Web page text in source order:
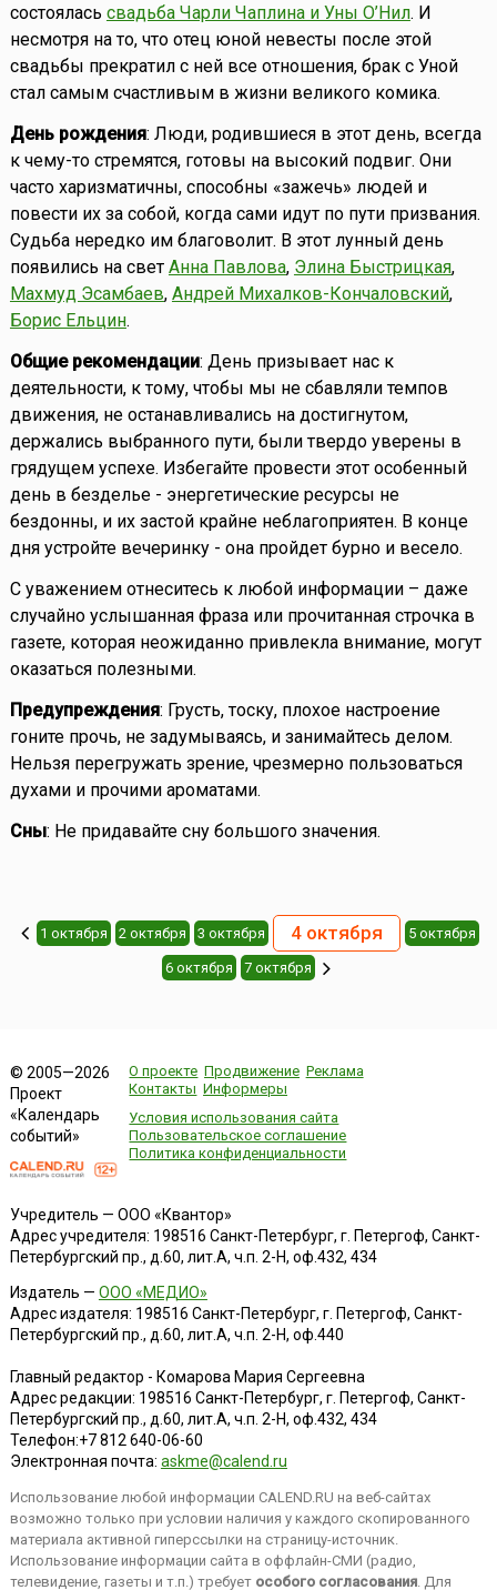
состоялась свадьба Чарли Чаплина и Уны О’Нил. И
несмотря на то, что отец юной невесты после этой
свадьбы прекратил с ней все отношения, брак с Уной
стал самым счастливым в жизни великого комика.
День рождения: Люди, родившиеся в этот день, всегда
к чему-то стремятся, готовы на высокий подвиг. Они
часто харизматичны, способны «зажечь» людей и
повести их за собой, когда сами идут по пути призвания.
Судьба нередко им благоволит. В этот лунный день
появились на свет Анна Павлова, Элина Быстрицкая,
Махмуд Эсамбаев, Андрей Михалков-Кончаловский,
Борис Ельцин.
Общие рекомендации: День призывает нас к
деятельности, к тому, чтобы мы не сбавляли темпов
движения, не останавливались на достигнутом,
держались выбранного пути, были твердо уверены в
грядущем успехе. Избегайте провести этот особенный
день в безделье - энергетические ресурсы не
бездонны, и их застой крайне неблагоприятен. В конце
дня устройте вечеринку - она пройдет бурно и весело.
С уважением отнеситесь к любой информации – даже
случайно услышанная фраза или прочитанная строчка в
газете, которая неожиданно привлекла внимание, могут
оказаться полезными.
Предупреждения: Грусть, тоску, плохое настроение
гоните прочь, не задумываясь, и занимайтесь делом.
Нельзя перегружать зрение, чрезмерно пользоваться
духами и прочими ароматами.
Сны: Не придавайте сну большого значения.
1 октября 2 октября 3 октября 4 октября 5 октября
6 октября 7 октября
© 2005—2026
Проект
«Календарь
событий»
О проекте Продвижение Реклама
Контакты Информеры
Условия использования сайта
Пользовательское соглашение
Политика конфиденциальности
Учредитель — ООО «Квантор»
Адрес учредителя: 198516 Санкт-Петербург, г. Петергоф, Санкт-
Петербургский пр., д.60, лит.А, ч.п. 2-Н, оф.432, 434
Издатель — ООО «МЕДИО»
Адрес издателя: 198516 Санкт-Петербург, г. Петергоф, Санкт-
Петербургский пр., д.60, лит.А, ч.п. 2-Н, оф.440
Главный редактор - Комарова Мария Сергеевна
Адрес редакции: 198516 Санкт-Петербург, г. Петергоф, Санкт-
Петербургский пр., д.60, лит.А, ч.п. 2-Н, оф.432, 434
Телефон:+7 812 640-06-60
Электронная почта: askme@calend.ru
Использование любой информации CALEND.RU на веб-сайтах
возможно только при условии наличия у каждого скопированного
материала активной гиперссылки на страницу-источник.
Использование информации сайта в оффлайн-СМИ (радио,
телевидение, газеты и т.п.) требует особого согласования. Для